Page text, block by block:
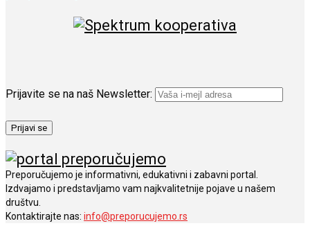
Prijavite se na naš Newsletter:
Preporučujemo je informativni, edukativni i zabavni portal.
Izdvajamo i predstavljamo vam najkvalitetnije pojave u našem
društvu.
Kontaktirajte nas: info@preporucujemo.rs